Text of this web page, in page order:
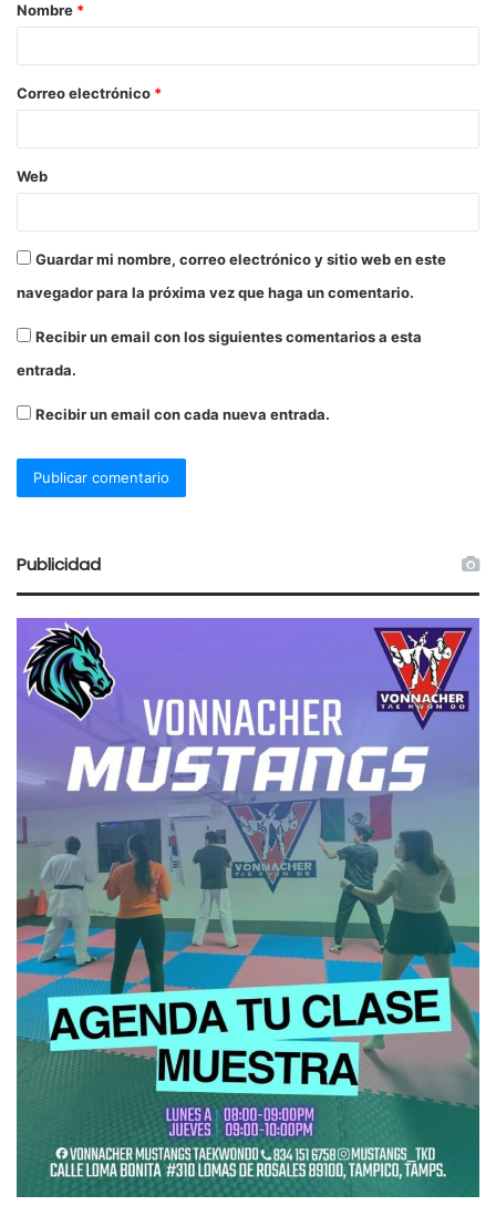
Nombre *
Correo electrónico *
Web
Guardar mi nombre, correo electrónico y sitio web en este
navegador para la próxima vez que haga un comentario.
Recibir un email con los siguientes comentarios a esta
entrada.
Recibir un email con cada nueva entrada.
Publicidad